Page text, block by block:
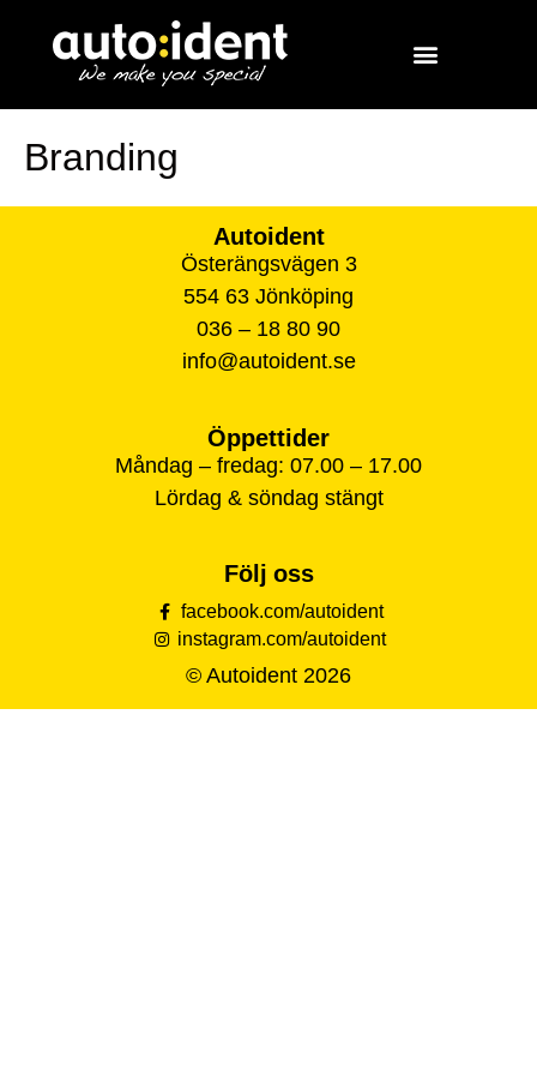
Branding
Autoident
Österängsvägen 3
554 63 Jönköping
036 – 18 80 90
info@autoident.se
Öppettider
Måndag – fredag: 07.00 – 17.00
Lördag & söndag stängt
Följ oss
facebook.com/autoident
instagram.com/autoident
© Autoident 2026